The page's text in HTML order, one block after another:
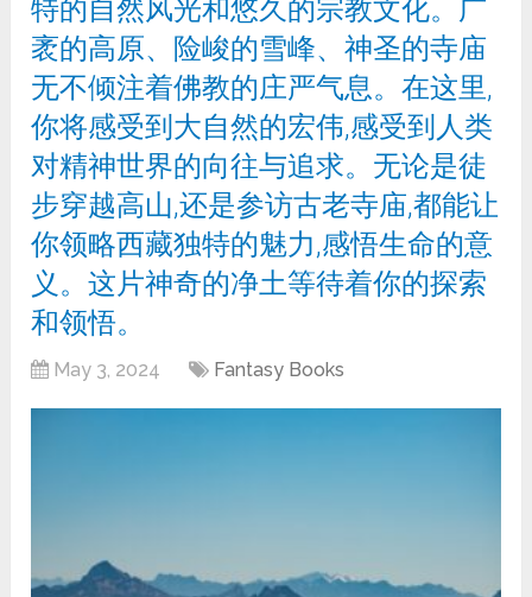
特的自然风光和悠久的宗教文化。广
袤的高原、险峻的雪峰、神圣的寺庙
无不倾注着佛教的庄严气息。在这里,
你将感受到大自然的宏伟,感受到人类
对精神世界的向往与追求。无论是徒
步穿越高山,还是参访古老寺庙,都能让
你领略西藏独特的魅力,感悟生命的意
义。这片神奇的净土等待着你的探索
和领悟。
May 3, 2024 Fantasy Books